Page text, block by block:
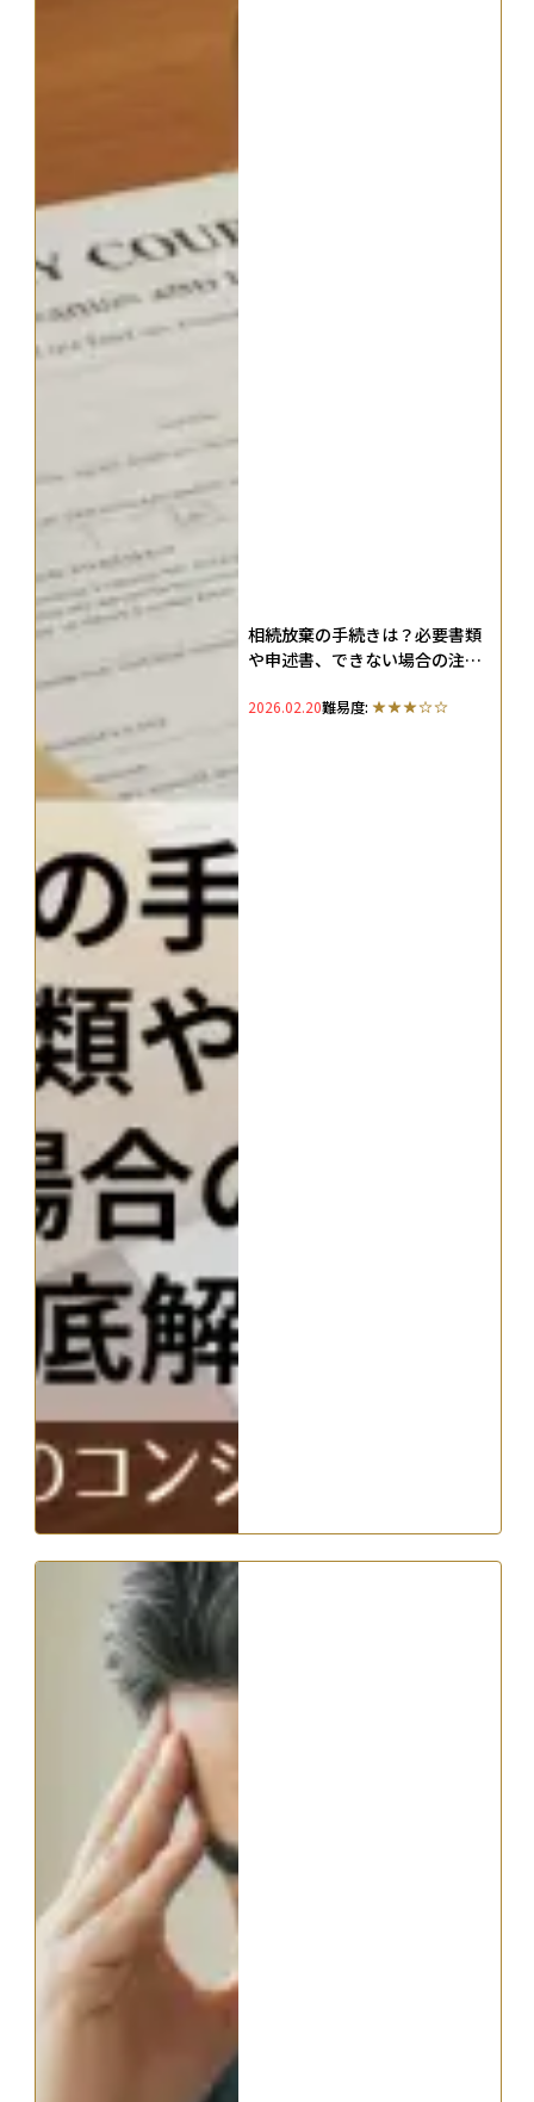
相続放棄の手続きは？必要書類
や申述書、できない場合の注意
2026.02.20難易度: